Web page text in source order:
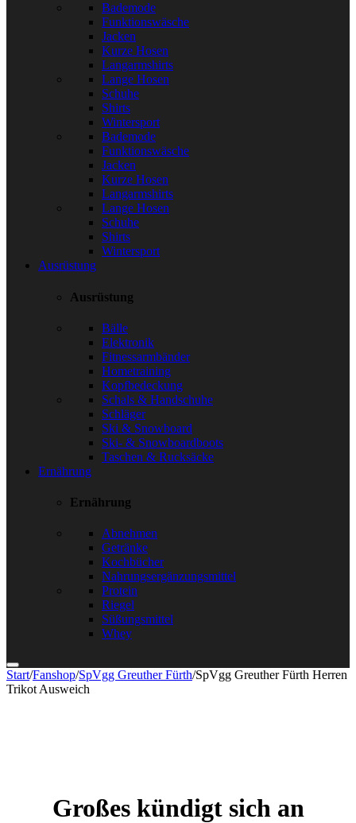
Bademode
Funktionswäsche
Jacken
Kurze Hosen
Langarmshirts
Lange Hosen
Schuhe
Shirts
Wintersport
Bademode
Funktionswäsche
Jacken
Kurze Hosen
Langarmshirts
Lange Hosen
Schuhe
Shirts
Wintersport
Ausrüstung
Ausrüstung
Bälle
Elektronik
Fitnessarmbänder
Hometraining
Kopfbedeckung
Schals & Handschuhe
Schläger
Ski & Snowboard
Ski- & Snowboardboots
Taschen & Rucksäcke
Ernährung
Ernährung
Abnehmen
Getränke
Kochbücher
Nahrungsergänzungsmittel
Protein
Riegel
Süßungsmittel
Whey
Start/Fanshop/SpVgg Greuther Fürth/SpVgg Greuther Fürth Herren
Trikot Ausweich
Großes kündigt sich an